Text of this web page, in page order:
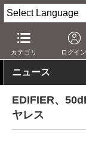
カテゴリ ログイン
AV Watch 製品
ニュース
EDIFIER、
ヤレス